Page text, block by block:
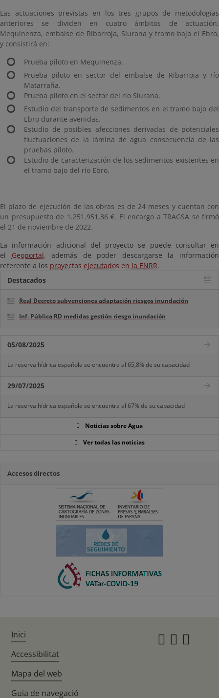
Las actuaciones previstas en los tres grupos de metodologías
anteriores se dividen en cuatro ámbitos de actuación:
Mequinenza, embalse de Ribarroja, Siurana y tramo bajo el Ebro,
y consistirá en:
Prueba piloto en Mequinenza.
Prueba piloto en sector del embalse de Ribarroja y río
Matarraña.
Prueba piloto en el sector del río Siurana.
Estudio del transporte de sedimentos en el tramo bajo del
Ebro durante avenidas.
Estudio de posibles afecciones derivadas de potenciales
fluctuaciones de la lámina de agua consecuencia de las
pruebas piloto.
Estudio de caracterización de los sedimentos existentes en
el tramo bajo del río Ebro.
El plazo de ejecución de las obras es de 24 meses y cuentan con
un presupuesto de 1.251.951,36 €. El encargo a TRAGSA se firmó
el 21 de noviembre de 2022.
La información adicional del proyecto se puede consultar en
el Geoportal, además de poder descargarse la información
referente a los proyectos ejecutados en la ENRR.
Destacados
Real Decreto subvenciones adaptación riesgos inundación
Inf. Pública RD medidas gestión riesgo inundación
05/08/2025
La reserva hídrica española se encuentra al 65,8% de su capacidad
29/07/2025
La reserva hídrica española se encuentra al 67% de su capacidad
Noticias sobre Agua
Ver todas las noticias
Accesos directos
Inici
Accessibilitat
Mapa del web
Guia de navegació